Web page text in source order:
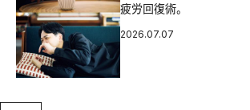
疲労回復術。
2026.07.07